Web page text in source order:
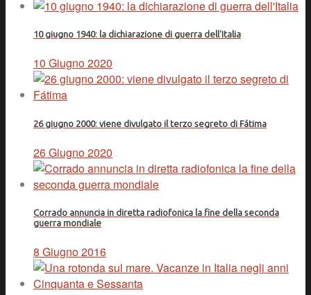
10 giugno 1940: la dichiarazione di guerra dell'Italia
10 Giugno 2020
26 giugno 2000: viene divulgato il terzo segreto di Fátima
26 Giugno 2020
Corrado annuncia in diretta radiofonica la fine della seconda
guerra mondiale
8 Giugno 2016